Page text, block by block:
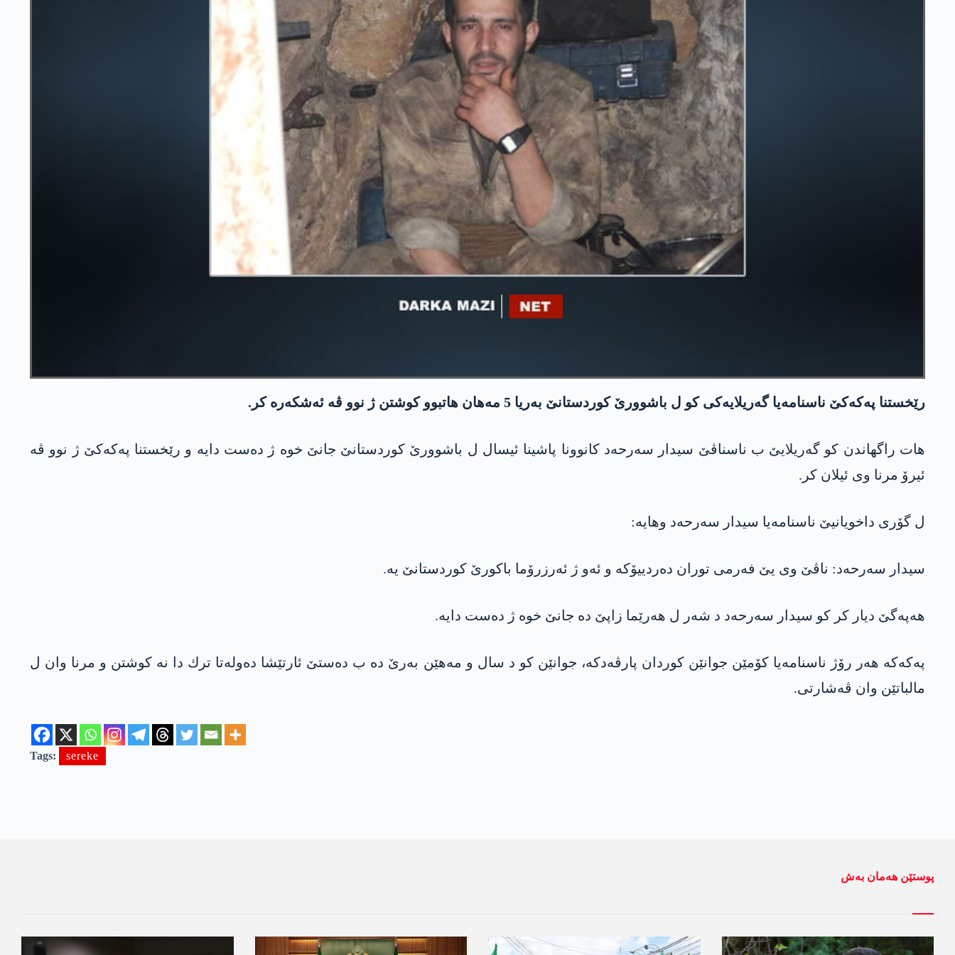
رێخستنا په‌كه‌كێ ناسنامەیا گەریلایەکی کو ل باشوورێ کوردستانێ به‌ریا 5 مه‌هان هاتبوو كوشتن ژ نوو ڤه‌ ئەشکەرە کر.
هات راگهاندن کو گەریلایێ ب ناسناڤێ سیدار سەرحەد کانوونا پاشینا ئیسال ل باشوورێ کوردستانێ جانێ خوە ژ دەست دایە و رێخستنا په‌كه‌كێ ژ نوو ڤه‌
ئیرۆ مرنا وی ئیلان كر.
ل گۆری داخویانیێ ناسنامەیا سیدار سەرحەد وهایە:
سیدار سەرحەد: ناڤێ وی یێ فەرمی توران دەردییۆکە و ئەو ژ ئەرزرۆما باکورێ کوردستانێ یە.
هه‌په‌گێ دیار کر کو سیدار سەرحەد د شەر ل هه‌رێما زاپێ دە جانێ خوە ژ دەست دایە.
په‌كه‌كه‌ هه‌ر رۆژ ناسنامه‌یا كۆمێن جوانێن كوردان پارڤه‌دكه‌، جوانێن كو د سال و مه‌هێن به‌رێ ده‌ ب ده‌ستێ ئارتێشا ده‌وله‌تا ترك دا نه‌ كوشتن و مرنا وان ل
مالباتێن وان ڤه‌شارتی.
Tags: sereke
پوستێن ھەمان بەش